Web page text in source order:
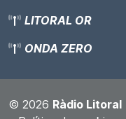
LITORAL OR
ONDA ZERO
© 2026 Ràdio Litoral